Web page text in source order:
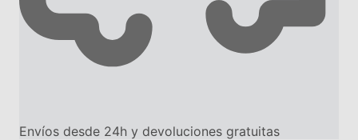
Envíos desde 24h y devoluciones gratuitas